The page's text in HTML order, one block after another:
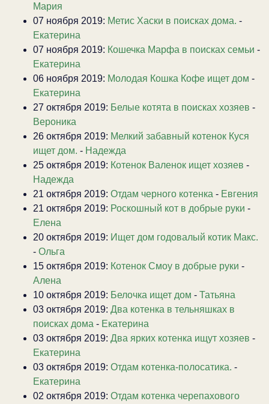
Мария
07 ноября 2019: Метис Хаски в поисках дома. -
Екатерина
07 ноября 2019: Кошечка Марфа в поисках семьи -
Екатерина
06 ноября 2019: Молодая Кошка Кофе ищет дом -
Екатерина
27 октября 2019: Белые котята в поисках хозяев -
Вероника
26 октября 2019: Мелкий забавный котенок Куся
ищет дом. - Надежда
25 октября 2019: Котенок Валенок ищет хозяев -
Надежда
21 октября 2019: Отдам черного котенка - Евгения
21 октября 2019: Роскошный кот в добрые руки -
Елена
20 октября 2019: Ищет дом годовалый котик Макс.
- Ольга
15 октября 2019: Котенок Смоу в добрые руки -
Алена
10 октября 2019: Белочка ищет дом - Татьяна
03 октября 2019: Два котенка в тельняшках в
поисках дома - Екатерина
03 октября 2019: Два ярких котенка ищут хозяев -
Екатерина
03 октября 2019: Отдам котенка-полосатика. -
Екатерина
02 октября 2019: Отдам котенка черепахового